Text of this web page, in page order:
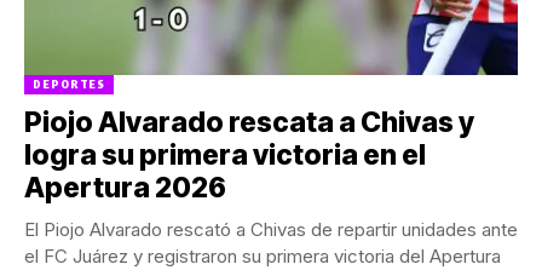
DEPORTES
Piojo Alvarado rescata a Chivas y
logra su primera victoria en el
Apertura 2026
El Piojo Alvarado rescató a Chivas de repartir unidades ante
el FC Juárez y registraron su primera victoria del Apertura